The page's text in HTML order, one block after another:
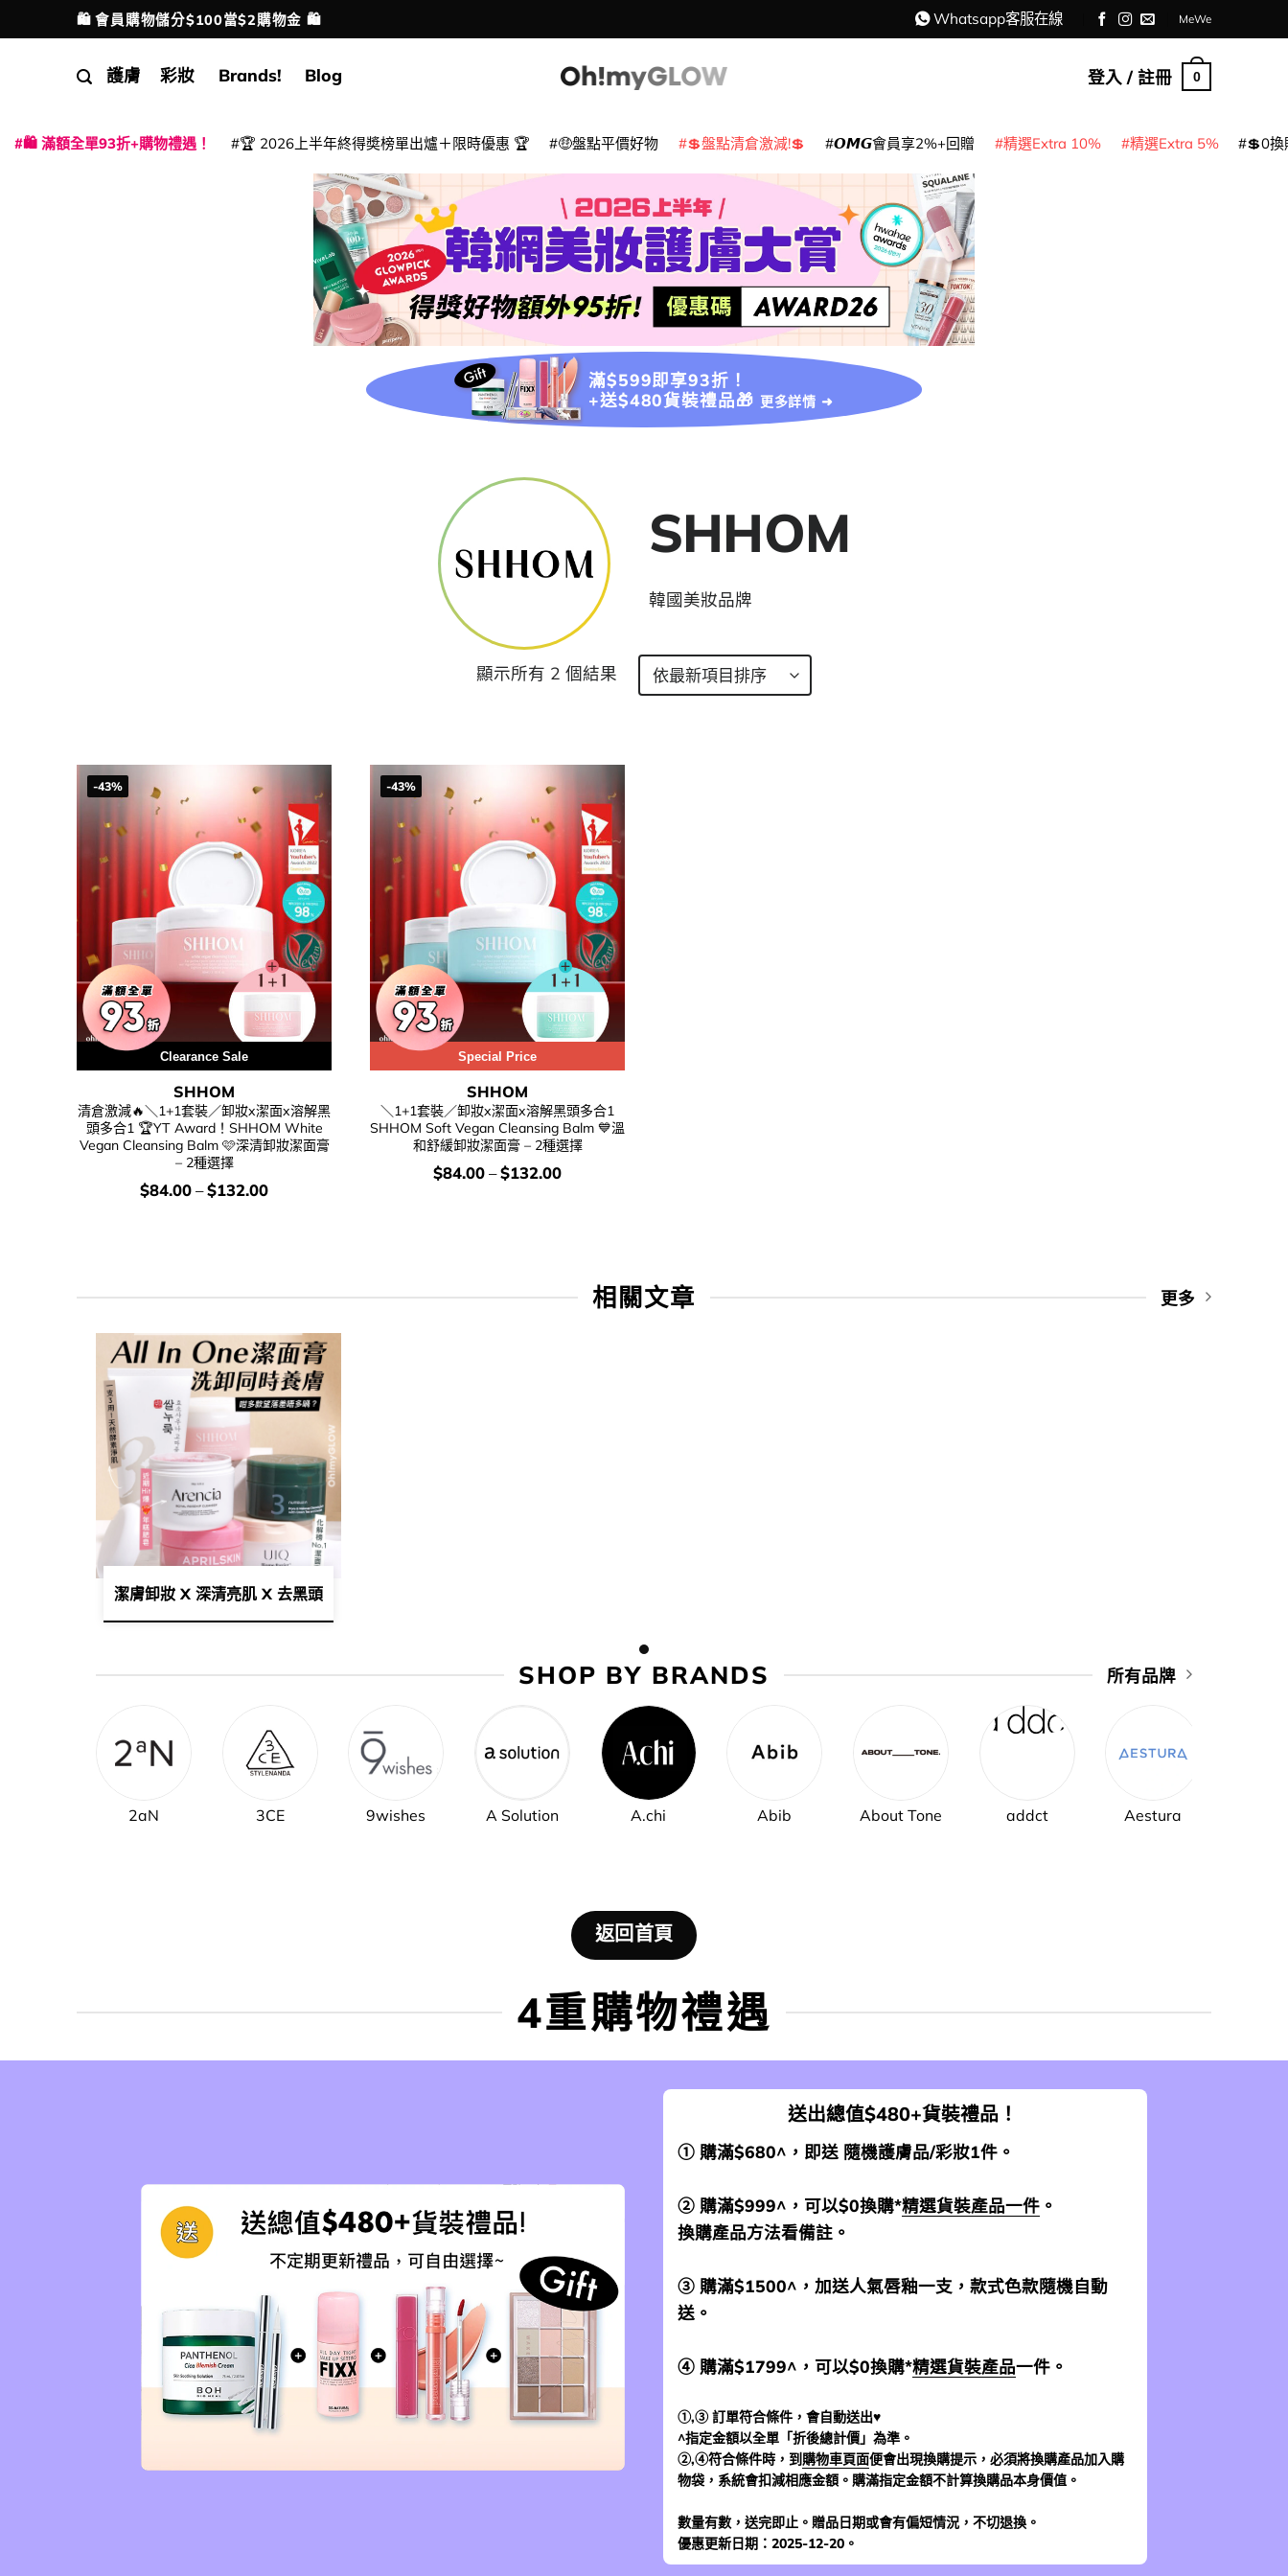
to
配送港澳
🛍️ 會員購物儲分$100當$2購物金 🛍️ Whatsapp客服在線 MeWe
護膚 彩妝 Brands! Blog 登入 / 註冊 0
🛍️ 滿額全單93折+購物禮遇！ 🏆 2026上半年終得奬榜單出爐＋限時優惠 🏆 🤑盤點平價好物 💲盤點清倉激減!💲 𝙊𝙈𝙂會員享2%+回贈 精選Extra 10% 精選Extra 5% 💲0換
滿$599即享93折！
+送$480貨裝禮品🎁 更多詳情 ➜
SHHOM
韓國美妝品牌
顯示所有 2 個結果
-43%
Special Price
Clearance Sale
SHHOM
清倉激減🔥＼1+1套裝／卸妝x潔面x溶解黑
頭多合1 🏆YT Award！SHHOM White
Vegan Cleansing Balm 🩷深清卸妝潔面膏
– 2種選擇
價
錢：
$84.00–$132.00
-43%
Special Price
SHHOM
＼1+1套裝／卸妝x潔面x溶解黑頭多合1
SHHOM Soft Vegan Cleansing Balm 💙溫
和舒緩卸妝潔面膏 – 2種選擇
價
錢：
$84.00–$132.00
相關文章 更多
潔膚卸妝 X 深清亮肌 X 去黑頭角質 X 修復屏障一支KO😨​❓ | ALL IN 1多用途cleanser指南 一次過滿足你全部願望🥰​
SHOP BY BRANDS 所有品牌
2aN 3CE 9wishes A Solution A.chi Abib About Tone addct Aestura
返回首頁
4重購物禮遇
送出總值$480+貨裝禮品！
① 購滿$680^，即送 隨機護膚品/彩妝1件。
② 購滿$999^，可以$0換購*精選貨裝產品一件 。
換購產品方法看備註。
③ 購滿$1500^，加送人氣唇釉一支，款式色款隨機自動
送。
④ 購滿$1799^，可以$0換購*精選貨裝產品一件。
①,③ 訂單符合條件，會自動送出♥
^指定金額以全單「折後總計價」為準。
②,④符合條件時，到 購物車頁面便會出現換購提示，必須將換購產品加入購
物袋，系統會扣減相應金額。購滿指定金額不計算換購品本身價值。
數量有數，送完即止。贈品日期或會有偏短情況，不切退換。
優惠更新日期：2025-12-20。